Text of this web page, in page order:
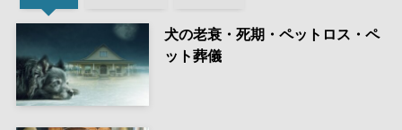
犬の老衰・死期・ペットロス・ペ
ット葬儀